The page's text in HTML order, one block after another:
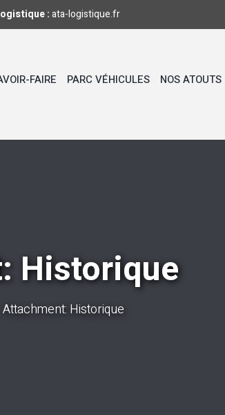
:ata-logistique.fr
FAIRE PARC VÉHICULES NOS ATOUTS
Historique
Attachment: Historique